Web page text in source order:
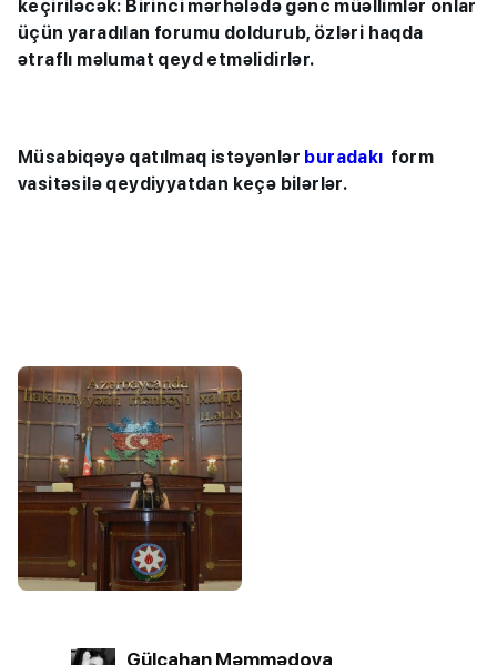
keçiriləcək: Birinci mərhələdə gənc müəllimlər onlar
üçün yaradılan forumu doldurub, özləri haqda
ətraflı məlumat qeyd etməlidirlər.
Müsabiqəyə qatılmaq istəyənlər buradakı form
vasitəsilə qeydiyyatdan keçə bilərlər.
Gülcahan Məmmədova